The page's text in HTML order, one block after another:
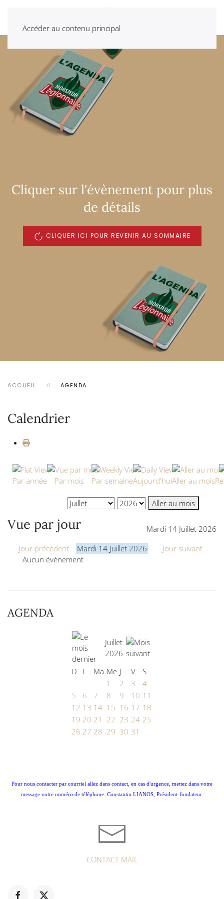
Accéder au contenu principal
Cliquer sur l'évènement pour plus
de détails
CLIQUER ICI POUR REVENIR AU SOMMAIRE
ACCUEIL AGENDA
Calendrier
Par année Par mois Par semaineAujourd'huiAller au mois
Aller au mois
Vue par jour
Mardi 14 Juillet 2026
Jour précédent
Mardi 14 Juillet 2026
Jour suivant
Aucun évènement
AGENDA
Juillet
2026
D
L Ma Me J V
S
1
2 3
4
5
6 7 8 9 10 11
12 13 14 15 16 17 18
19 20 21 22 23 24 25
26 27 28 29 30 31
Pour nous contacter par courriel allez dans contact, en cas d'urgence, mettez dans votre
message votre numéro de téléphone. Constantin LIANOS, Président-fondateur.
CONTACT MAIL